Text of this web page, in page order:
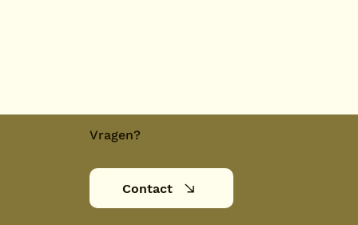
Vragen?
Contact